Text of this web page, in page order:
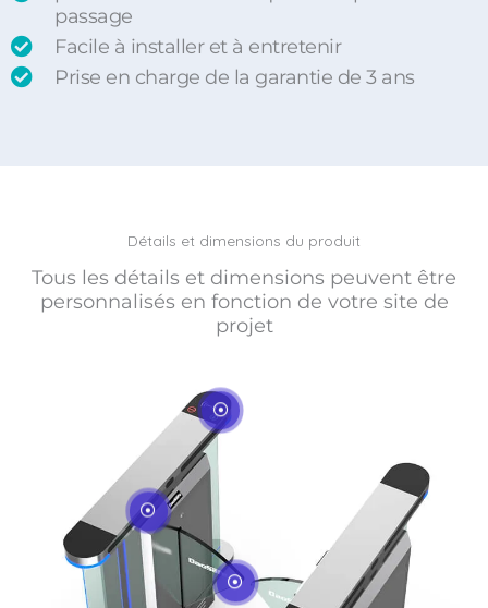
passage
Facile à installer et à entretenir
Prise en charge de la garantie de 3 ans
Détails et dimensions du produit
Tous les détails et dimensions peuvent être
personnalisés en fonction de votre site de
projet